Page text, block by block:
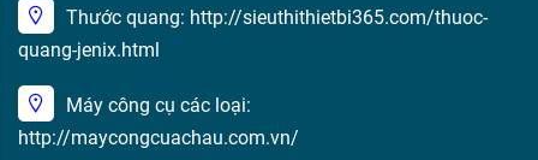
Thước quang: http://sieuthithietbi365.com/thuoc-
quang-jenix.html
Máy công cụ các loại:
http://maycongcuachau.com.vn/